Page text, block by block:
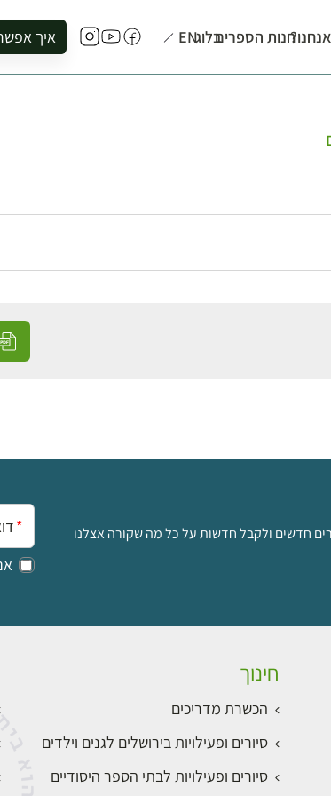
חנות הספריםבלוגEN איך
להזמין
חדשים ולקבל חדשות על כל מה שקורה אצלנו
חינוך
הכשרת מדריכים
סיורים ופעילויות בירושלים לגנים וילדים
סיורים ופעילויות לבתי הספר היסודיים